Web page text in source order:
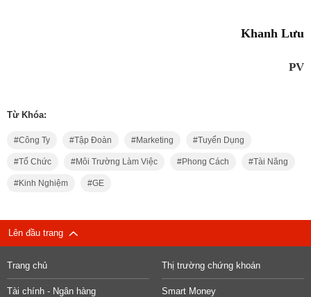
Khanh Lưu
PV
Từ Khóa:
Công Ty Tập Đoàn Marketing Tuyển Dụng
Tổ Chức Môi Trường Làm Việc Phong Cách Tài Năng
Kinh Nghiệm GE
Lên đầu trang
Trang chủ Thị trường chứng khoán
Tài chính - Ngân hàng Smart Money